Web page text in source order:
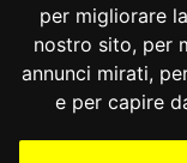
per migliorare
nostro sito, per
annunci mirati,
e per capire
CONSULTA
Consulta OnLine non
le
costituisce